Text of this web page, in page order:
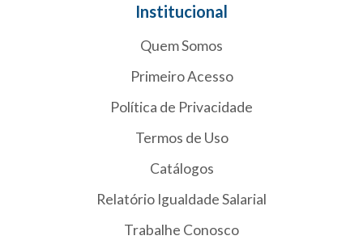
Institucional
Quem Somos
Primeiro Acesso
Política de Privacidade
Termos de Uso
Catálogos
Relatório Igualdade Salarial
Trabalhe Conosco